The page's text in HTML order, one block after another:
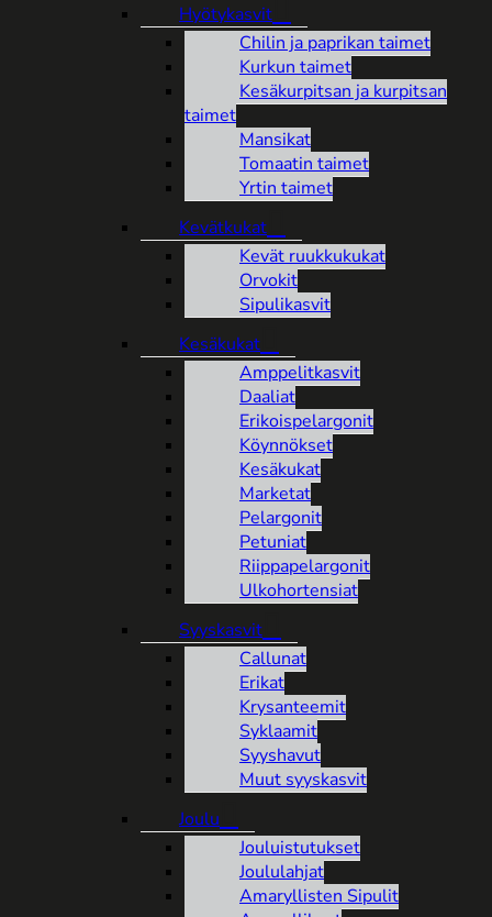
Hyötykasvit
Chilin ja paprikan taimet
Kurkun taimet
Kesäkurpitsan ja kurpitsan
taimet
Mansikat
Tomaatin taimet
Yrtin taimet
Kevätkukat
Kevät ruukkukukat
Orvokit
Sipulikasvit
Kesäkukat
Amppelitkasvit
Daaliat
Erikoispelargonit
Köynnökset
Kesäkukat
Marketat
Pelargonit
Petuniat
Riippapelargonit
Ulkohortensiat
Syyskasvit
Callunat
Erikat
Krysanteemit
Syklaamit
Syyshavut
Muut syyskasvit
Joulu
Jouluistutukset
Joululahjat
Amaryllisten Sipulit